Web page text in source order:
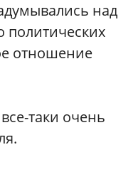
над
политических
отношение
таки очень